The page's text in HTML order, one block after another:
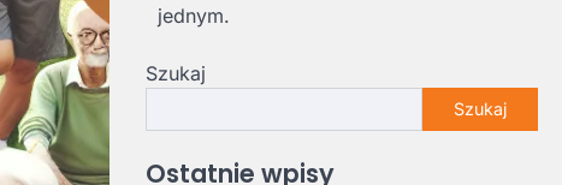
jednym.
Szukaj
Szukaj
Ostatnie wpisy